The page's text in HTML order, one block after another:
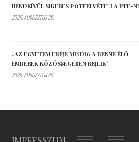
RENDKÍVÜL SIKERES PÓTFELVÉTELI A PTE-N!
2025. AUGUSZTUS 29.
„AZ EGYETEM EREJE MINDIG A BENNE ÉLŐ
EMBEREK KÖZÖSSÉGÉBEN REJLIK”
2025. AUGUSZTUS 29.